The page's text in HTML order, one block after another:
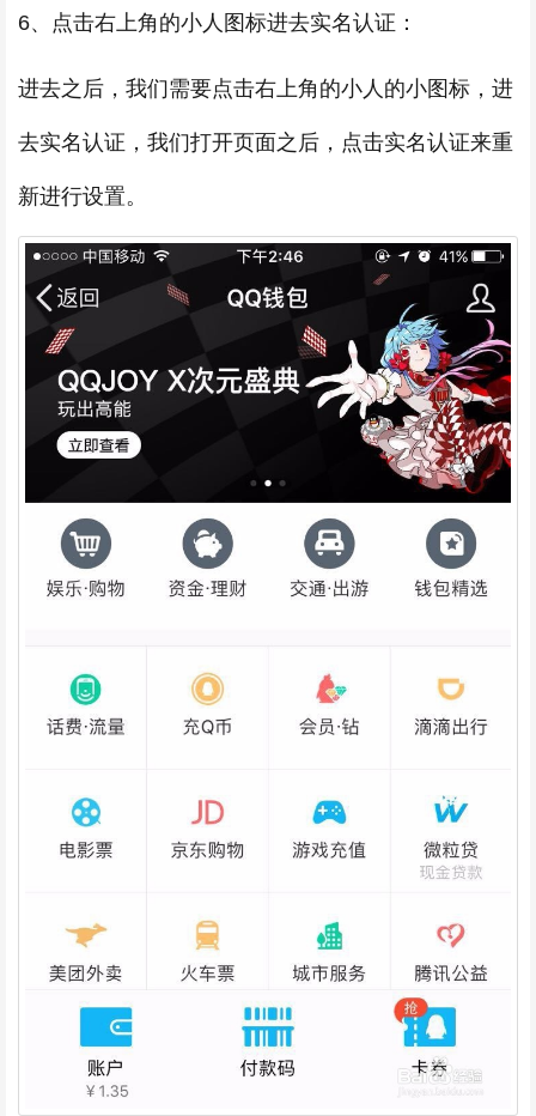
6、点击右上角的小人图标进去实名认证：
进去之后，我们需要点击右上角的小人的小图标，进
去实名认证，我们打开页面之后，点击实名认证来重
新进行设置。